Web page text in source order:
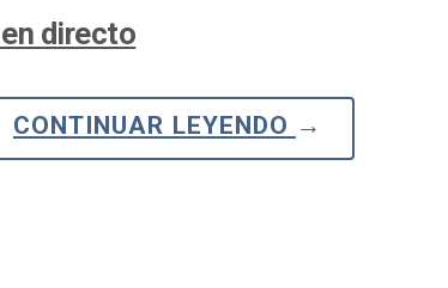
directo
CONTINUAR LEYENDO →